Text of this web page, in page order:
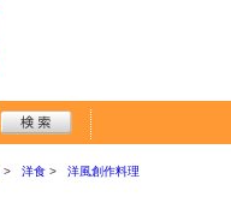
洋食 洋風創作料理